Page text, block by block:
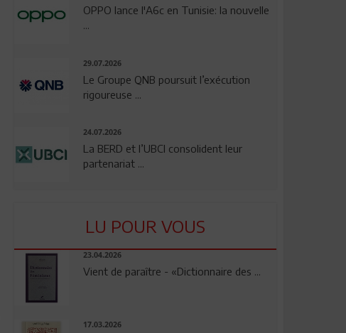
OPPO lance l'A6c en Tunisie: la nouvelle
...
29.07.2026
Le Groupe QNB poursuit l’exécution
rigoureuse ...
24.07.2026
La BERD et l’UBCI consolident leur
partenariat ...
LU POUR VOUS
23.04.2026
Vient de paraître - «Dictionnaire des ...
17.03.2026